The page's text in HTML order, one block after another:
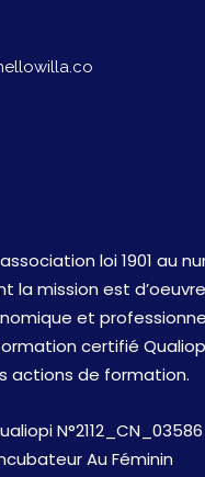
loi 1901 au
la mission est
et
certifié
actions de formation.
N°2112_CN_03586
Au Féminin